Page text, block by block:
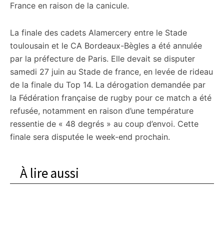
France en raison de la canicule.
La finale des cadets Alamercery entre le Stade
toulousain et le CA Bordeaux-Bègles a été annulée
par la préfecture de Paris. Elle devait se disputer
samedi 27 juin au Stade de france, en levée de rideau
de la finale du Top 14. La dérogation demandée par
la Fédération française de rugby pour ce match a été
refusée, notamment en raison d’une température
ressentie de « 48 degrés » au coup d’envoi. Cette
finale sera disputée le week-end prochain.
À lire aussi